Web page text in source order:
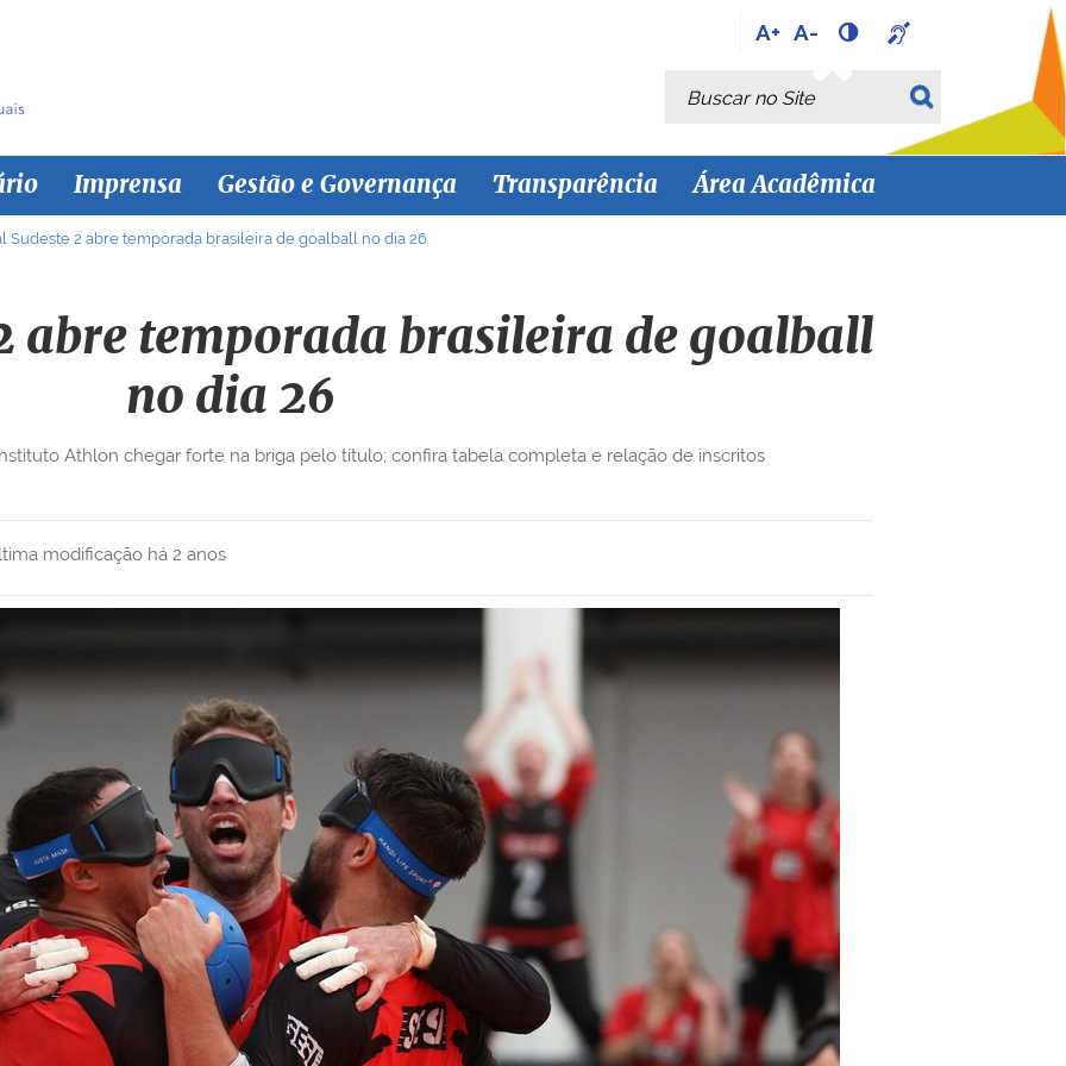
A+ A-
Busca
Busca Avançada…
Imprensa Gestão e Governança Transparência Área Acadêmica
Sudeste 2 abre temporada brasileira de goalball no dia 26
abre temporada brasileira de goalball
no dia 26
modificação há 2 anos
Athlon chegar forte na briga pelo título; confira tabela completa e relação de inscritos